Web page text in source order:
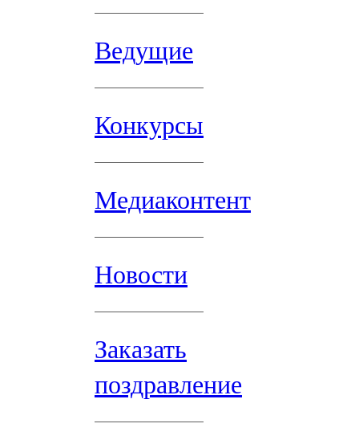
Ведущие
Конкурсы
Медиаконтент
Новости
Заказать
поздравление